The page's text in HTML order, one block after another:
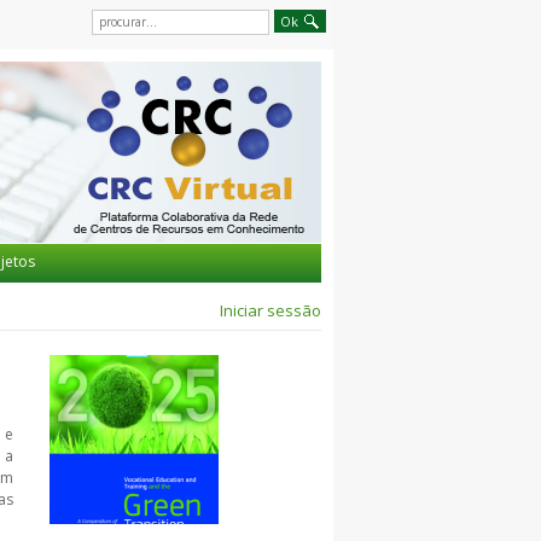
Iniciar sessão
a